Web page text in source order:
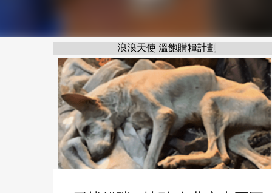
浪浪天使 溫飽購糧計劃